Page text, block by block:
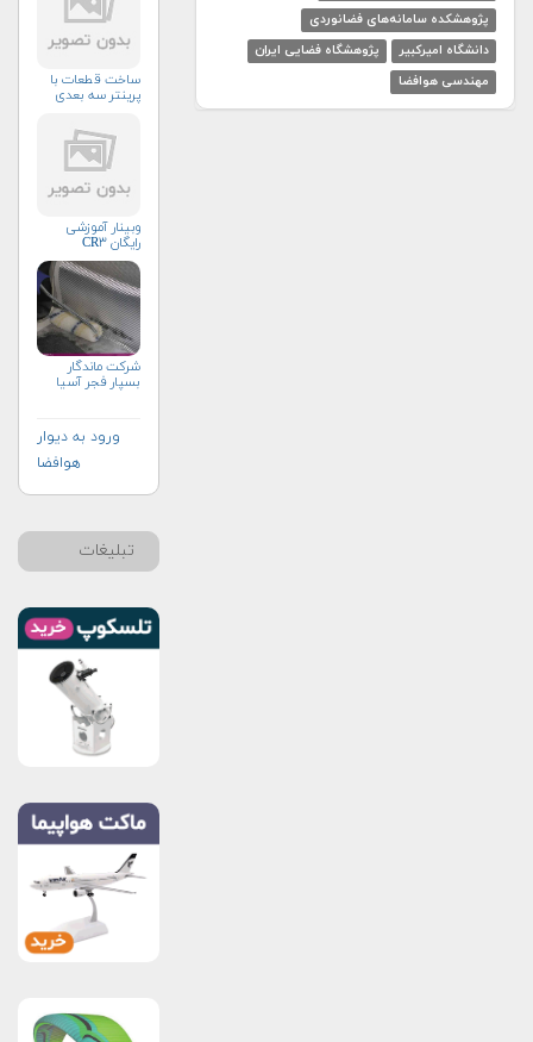
پژوهشکده سامانه‌های فضانوردی
دانشگاه امیرکبیر
پژوهشگاه فضایی ایران
مهندسی هوافضا
ساخت قطعات با
پرینتر سه بعدی
وبینار آموزشی
رایگان CR۳
شرکت ماندگار
بسپار فجر آسیا
ورود به دیوار
هوافضا
تبلیغات